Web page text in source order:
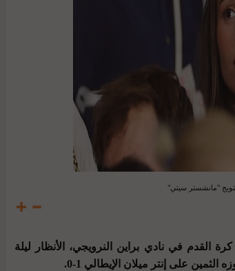
"مانشستر سيتي"
في نادي براين النرويجي، الأنظار ليلة
على إنتر ميلان الإيطالي 1-0.